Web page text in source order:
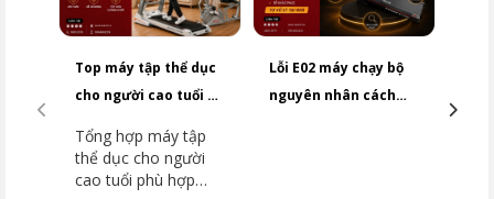
Top máy tập thể dục
cho người cao tuổi an
Tổng hợp máy tập
thể dục cho người
cao tuổi phù hợp
Lỗi E02 máy chạy bộ
nguyên nhân cách